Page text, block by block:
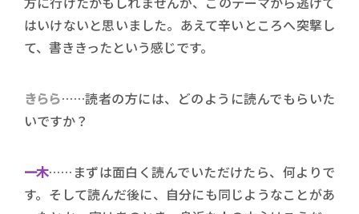
はいけないと思いました。あえて辛いところへ突撃し
て、書ききったという感じです。
きらら……読者の方には、どのように読んでもらいた
いですか？
一木……まずは面白く読んでいただけたら、何よりで
す。そして読んだ後に、自分にも同じようなことがあ